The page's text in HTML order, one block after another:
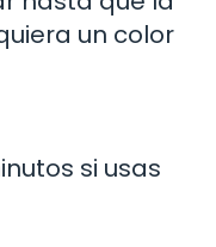
un color
si usas